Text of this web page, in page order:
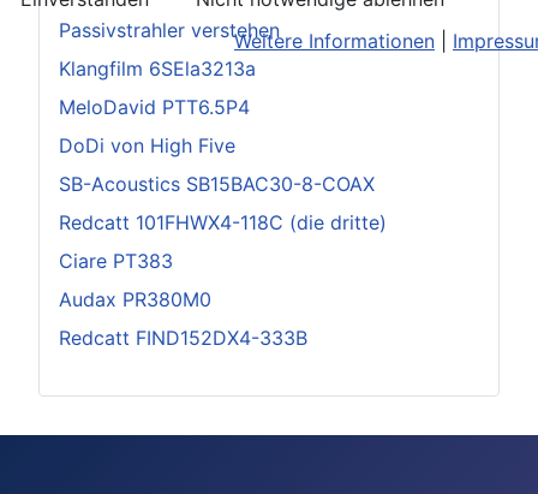
Passivstrahler verstehen
Klangfilm 6SEla3213a
MeloDavid PTT6.5P4
DoDi von High Five
SB-Acoustics SB15BAC30-8-COAX
Redcatt 101FHWX4-118C (die dritte)
Ciare PT383
Audax PR380M0
Redcatt FIND152DX4-333B
Weitere Informationen